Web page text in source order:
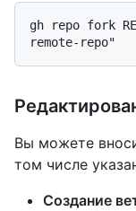
gh repo fork
Вы можете
том числе
Создание